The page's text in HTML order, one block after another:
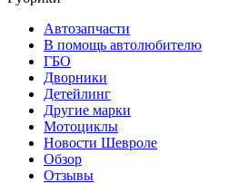
Автозапчасти
В помощь автолюбителю
ГБО
Дворники
Детейлинг
Другие марки
Мотоциклы
Новости Шевроле
Обзор
Отзывы